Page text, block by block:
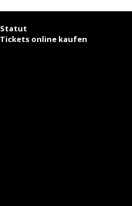
Statut
Tickets online kaufen